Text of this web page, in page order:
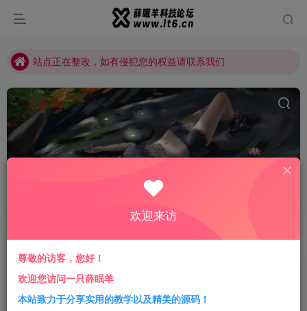
站点正在整改，如有侵犯您的权益请联系我们
站点正在整改，如有侵犯您的权益请联系我们
排序 更新 浏览 点赞 评论
免费资源 精品源码
欢迎来访
尊敬的访客，您好！
欢迎您访问一只薛眠羊
本站致力于分享实用的教学以及精美的源码！